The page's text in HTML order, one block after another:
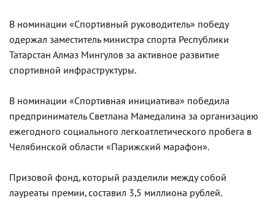
В номинации «Спортивный руководитель» победу
одержал заместитель министра спорта Республики
Татарстан Алмаз Мингулов за активное развитие
спортивной инфраструктуры.
В номинации «Спортивная инициатива» победила
предприниматель Светлана Мамедалина за организацию
ежегодного социального легкоатлетического пробега в
Челябинской области «Парижский марафон».
Призовой фонд, который разделили между собой
лауреаты премии, составил 3,5 миллиона рублей.